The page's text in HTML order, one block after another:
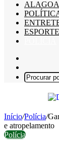
skin
Início/Polícia/
e atropelamento
Polícia